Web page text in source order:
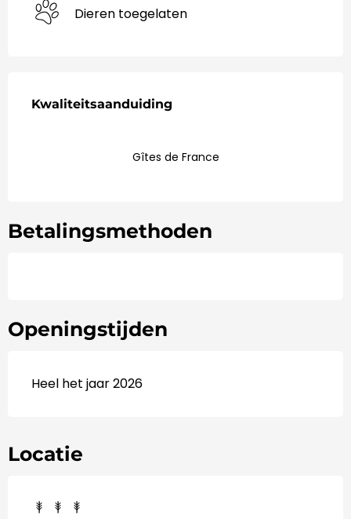
Dieren toegelaten
Kwaliteitsaanduiding
Kwaliteitsaanduiding
Gîtes de France
Betalingsmethoden
Openingstijden
Heel het jaar 2026
Locatie